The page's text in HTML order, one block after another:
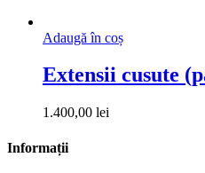
Adaugă în coș
Extensii cusute
1.400,00 lei
Informații